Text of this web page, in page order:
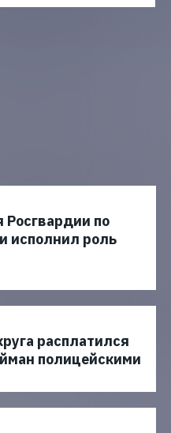
Росгвардии по
исполнил роль
расплатился
полицейскими